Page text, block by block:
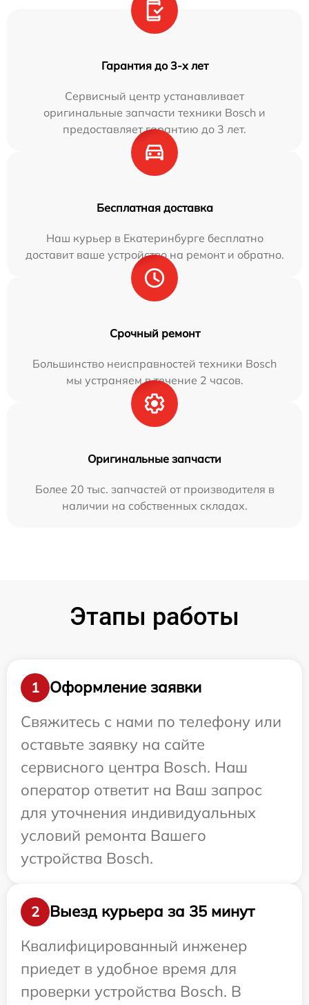
Гарантия до 3-х лет
Сервисный центр устанавливает
оригинальные запчасти техники Bosch и
предоставляет гарантию до 3 лет.
Бесплатная доставка
Наш курьер в Екатеринбурге бесплатно
доставит ваше устройство на ремонт и обратно.
Срочный ремонт
Большинство неисправностей техники Bosch
мы устраняем в течение 2 часов.
Оригинальные запчасти
Более 20 тыс. запчастей от производителя в
наличии на собственных складах.
Этапы работы
1
Оформление заявки
Свяжитесь с нами по телефону или
оставьте заявку на сайте
сервисного центра Bosch. Наш
оператор ответит на Ваш запрос
для уточнения индивидуальных
условий ремонта Вашего
устройства Bosch.
2
Выезд курьера за 35 минут
Квалифицированный инженер
приедет в удобное время для
проверки устройства Bosch. В